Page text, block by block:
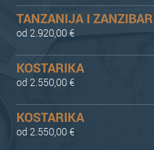
TANZANIJA I ZANZIBAR
od 2.920,00 €
KOSTARIKA
od 2.550,00 €
KOSTARIKA
od 2.550,00 €